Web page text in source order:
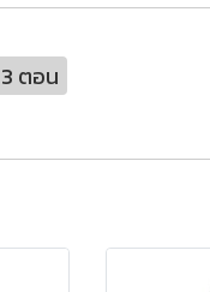
ตอน